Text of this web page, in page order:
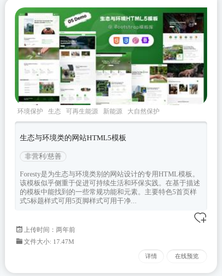
环境保护 生态 可再生能源 新能源 大自然保护
生态与环境类的网站HTML5模板
非营利/慈善
Foresty是为生态与环境类别的网站设计的专用HTML模板。
该模板似乎侧重于促进可持续生活和环保实践。在基于描述
的模板中能找到的一些常规功能和元素。主要特色5首页样
式5标题样式可用5页脚样式可用干净...
上传时间：两年前
文件大小: 17.47M
详情 在线预览